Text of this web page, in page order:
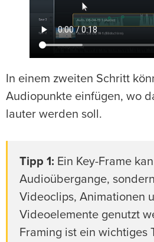
In einem zweiten Schritt
Audiopunkte einfügen, wo
lauter werden soll.
Tipp 1: Ein Key-Frame
Audioübergange,
Videoclips, Animationen
Videoelemente genutzt
Framing ist ein wichtiges